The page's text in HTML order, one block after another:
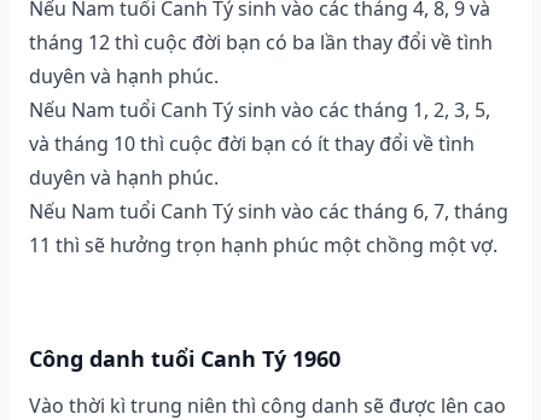
Nếu Nam tuổi Canh Tý sinh vào các tháng 4, 8, 9 và
tháng 12 thì cuộc đời bạn có ba lần thay đổi về tình
duyên và hạnh phúc.
Nếu Nam tuổi Canh Tý sinh vào các tháng 1, 2, 3, 5,
và tháng 10 thì cuộc đời bạn có ít thay đổi về tình
duyên và hạnh phúc.
Nếu Nam tuổi Canh Tý sinh vào các tháng 6, 7, tháng
11 thì sẽ hưởng trọn hạnh phúc một chồng một vợ.
Công danh tuổi Canh Tý 1960
Vào thời kì trung niên thì công danh sẽ được lên cao